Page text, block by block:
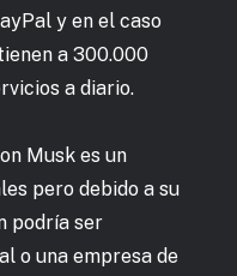
y en el caso
a 300.000
a diario.
Musk es un
pero debido a su
podría ser
o una empresa de